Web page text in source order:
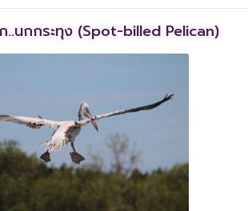
..นกกระทุง (Spot-billed Pelican)